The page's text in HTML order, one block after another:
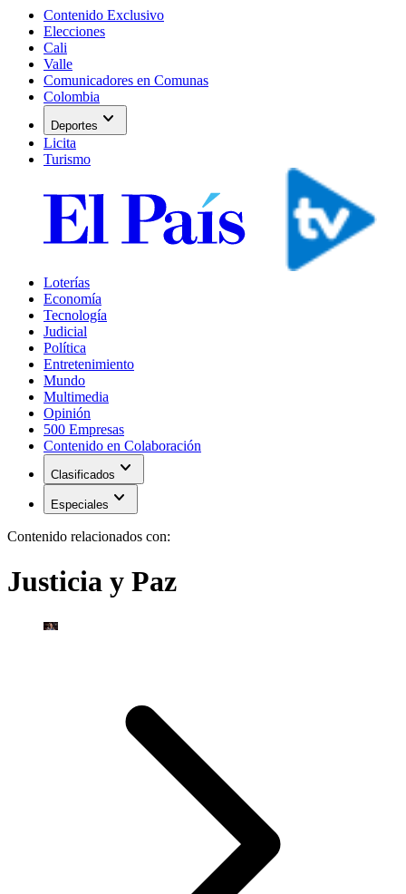
Contenido Exclusivo
Elecciones
Cali
Valle
Comunicadores en Comunas
Colombia
Deportes expand_more
Licita
Turismo
Loterías
Economía
Tecnología
Judicial
Política
Entretenimiento
Mundo
Multimedia
Opinión
500 Empresas
Contenido en Colaboración
Clasificados expand_more
Especiales expand_more
Contenido relacionados con:
Justicia y Paz